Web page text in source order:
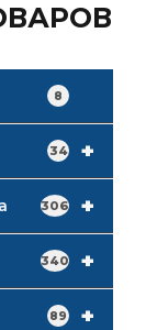
8
+
34
+
306
+
340
+
89